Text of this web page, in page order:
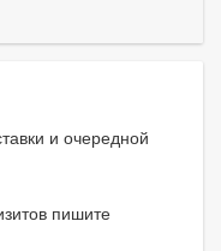
и очередной
пишите